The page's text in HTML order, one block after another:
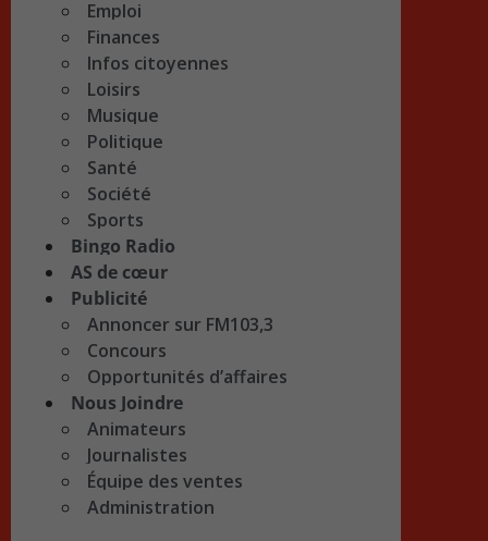
Emploi
Finances
Infos citoyennes
Loisirs
Musique
Politique
Santé
Société
Sports
Bingo Radio
AS de cœur
Publicité
Annoncer sur FM103,3
Concours
Opportunités d’affaires
Nous Joindre
Animateurs
Journalistes
Équipe des ventes
Administration